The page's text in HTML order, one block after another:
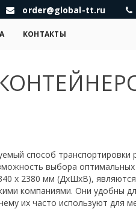
order@global-tt.ru
КОНТАКТЫ
способ транспортировки
выбора оптимальных
х 2380 мм (ДхШхВ),
компаниями. Они удобны
их часто используют для